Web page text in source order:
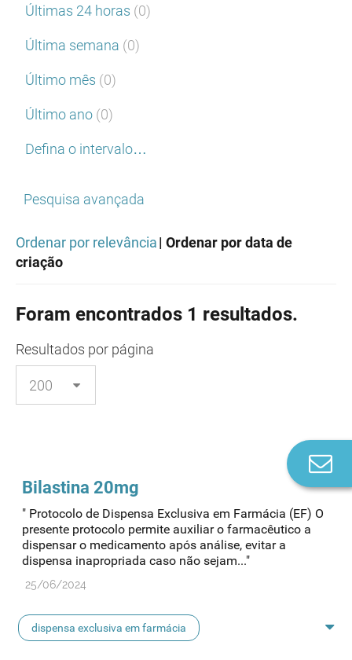
Últimas 24 horas (0)
Última semana (0)
Último mês (0)
Último ano (0)
Defina o intervalo…
Pesquisa avançada
Ordenar por relevância| Ordenar por data de
criação
Foram encontrados 1 resultados.
Resultados por página
Bilastina 20mg
" Protocolo de Dispensa Exclusiva em Farmácia (EF) O
presente protocolo permite auxiliar o farmacêutico a
dispensar o medicamento após análise, evitar a
dispensa inapropriada caso não sejam..."
25/06/2024
dispensa exclusiva em farmácia